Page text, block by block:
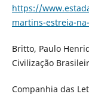
https://
martins-estreia-
Britto, Paulo
Civilização
Companhia das